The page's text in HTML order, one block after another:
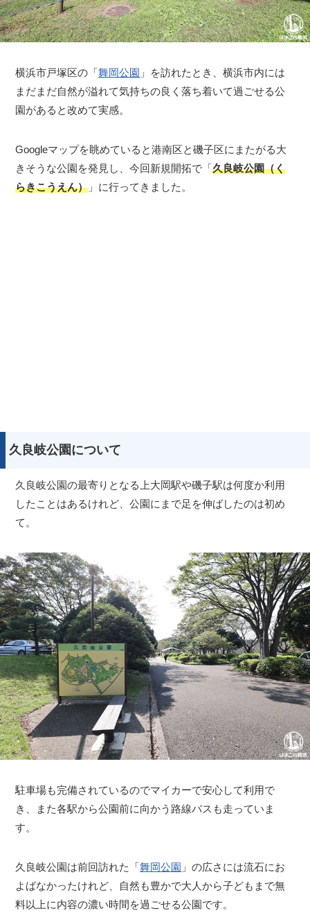
横浜市戸塚区の「舞岡公園 」を訪れたとき、横浜市内には
まだまだ自然が溢れて気持ちの良く落ち着いて過ごせる公
園があると改めて実感。
Googleマップを眺めていると港南区と磯子区にまたがる大
きそうな公園を発見し、今回新規開拓で「久良岐公園（く
らきこうえん） 」に行ってきました。
久良岐公園について
久良岐公園の最寄りとなる上大岡駅や磯子駅は何度か利用
したことはあるけれど、公園にまで足を伸ばしたのは初め
て。
駐車場も完備されているのでマイカーで安心して利用で
き、また各駅から公園前に向かう路線バスも走っていま
す。
久良岐公園は前回訪れた「舞岡公園 」の広さには流石にお
よばなかったけれど、自然も豊かで大人から子どもまで無
料以上に内容の濃い時間を過ごせる公園です。